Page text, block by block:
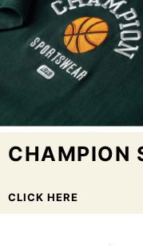
CHAMPION
CLICK HERE